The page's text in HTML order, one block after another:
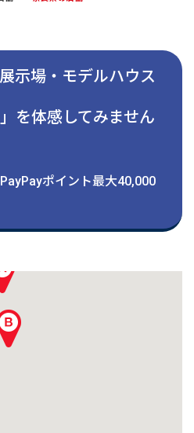
示場・モデルハウス
を体感してみません
ポイント最大40,000